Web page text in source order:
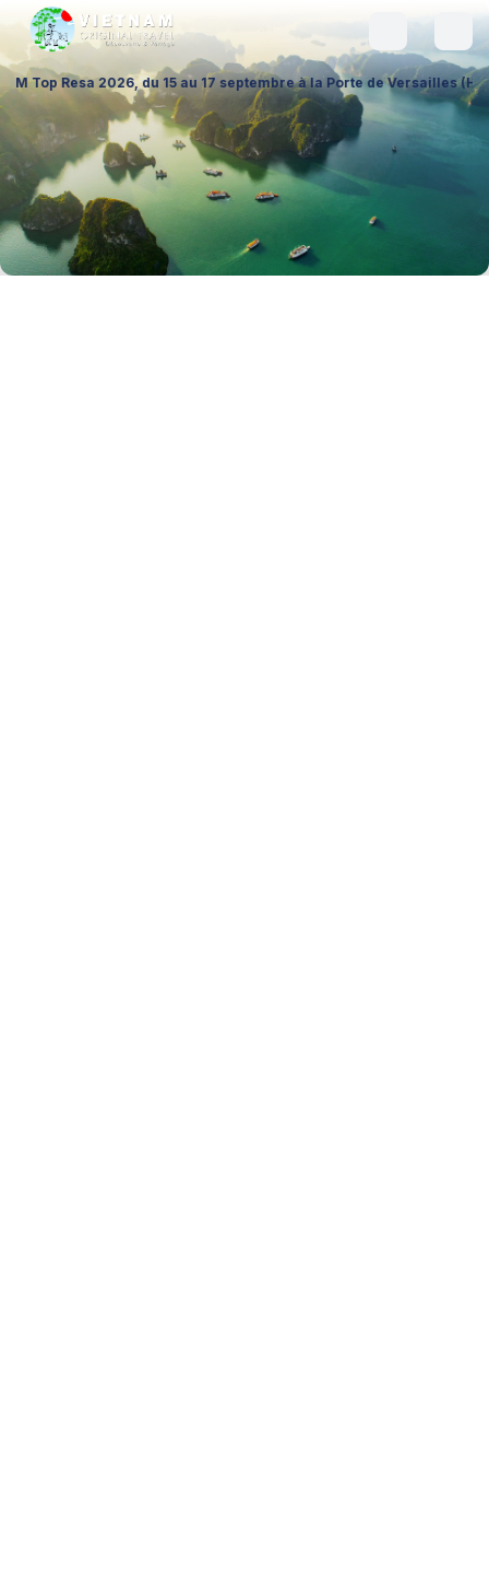
du 15 au 17 septembre à la Porte de Versailles (Hall 1 – Stand